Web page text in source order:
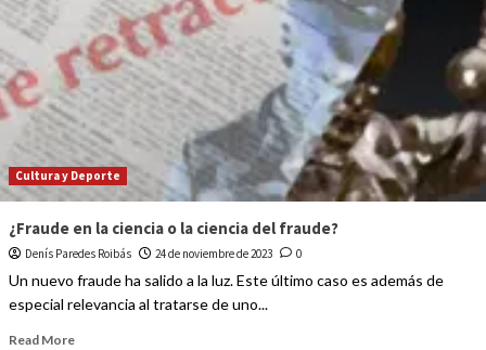
Cultura y Deporte
¿Fraude en la ciencia o la ciencia del fraude?
Denís Paredes Roibás 24 de noviembre de 2023 0
Un nuevo fraude ha salido a la luz. Este último caso es además de
especial relevancia al tratarse de uno...
Read More